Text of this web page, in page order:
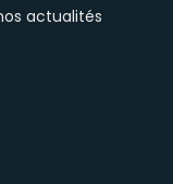
actualités